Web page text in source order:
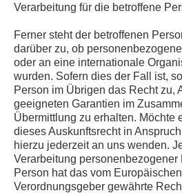
Verarbeitung für die betroffene
Ferner steht der betroffenen
darüber zu, ob
oder an eine internationale
wurden. Sofern dies der Fall ist,
Person im Übrigen das Recht zu,
geeigneten Garantien im
Übermittlung zu erhalten. Möchte
dieses Auskunftsrecht in
hierzu jederzeit an uns wenden.
Verarbeitung personenbezogener
Person hat das vom
Verordnungsgeber gewährte